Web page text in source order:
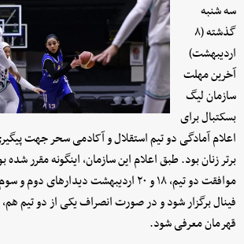
سه شنبه
گذشته (۸
اردیبهشت)
آخرین مهلت
سازمان لیگ
بسکتبال برای
اعلام آمادگی دو تیم استقلال و آکادمی سحر جهت
برتر زنان بود. طبق اعلام این سازمان، اینگونه مقرر
موافقت دو تیم، ۱۸ و ۲۰ اردیبهشت
فینال برگزار شود و در صورت انصراف یکی از دو تیم هم،
قهرمان معرفی شود.